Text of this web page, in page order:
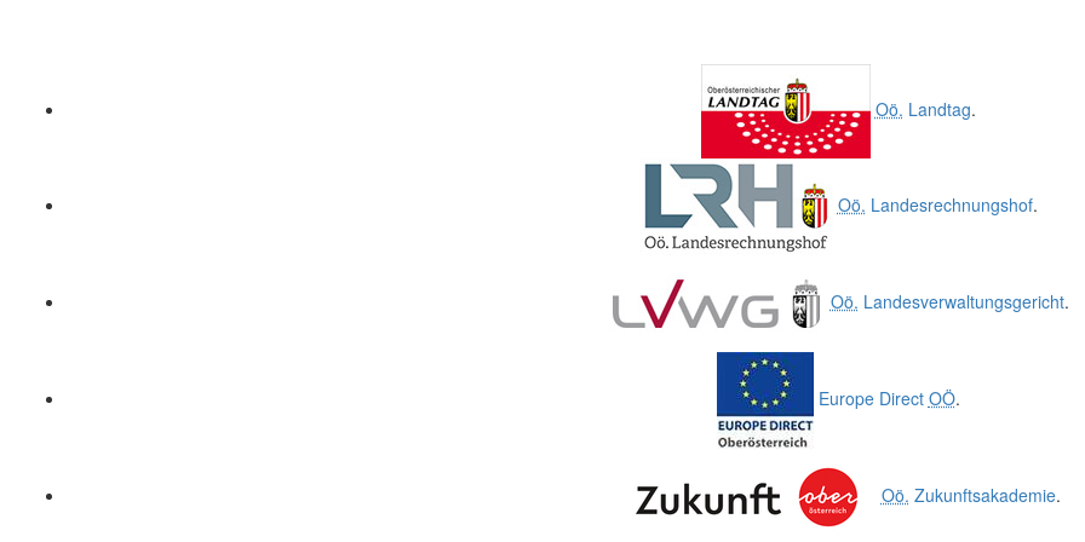
Oö. Landtag.
Oö. Landesrechnungshof.
Oö. Landesverwaltungsgericht.
Europe Direct OÖ.
Oö. Zukunftsakademie.